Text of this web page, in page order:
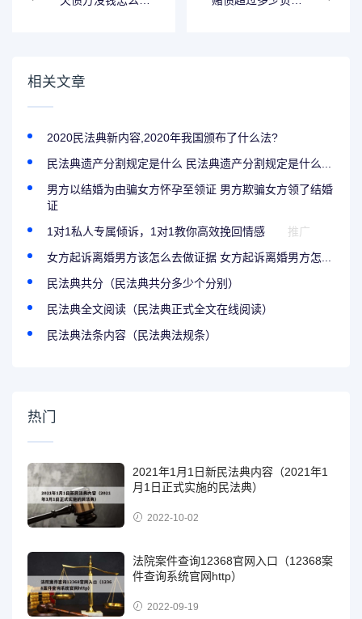
相关文章
2020民法典新内容,2020年我国颁布了什么法?
民法典遗产分割规定是什么 民法典遗产分割规定是什么...
男方以结婚为由骗女方怀孕至领证 男方欺骗女方领了结婚
证
1对1私人专属倾诉，1对1教你高效挽回情感
推广
女方起诉离婚男方该怎么去做证据 女方起诉离婚男方怎...
民法典共分（民法典共分多少个分别）
民法典全文阅读（民法典正式全文在线阅读）
民法典法条内容（民法典法规条）
热门
2021年1月1日新民法典内容（2021年1
月1日正式实施的民法典）
2022-10-02
法院案件查询12368官网入口（12368案
件查询系统官网http）
2022-09-19